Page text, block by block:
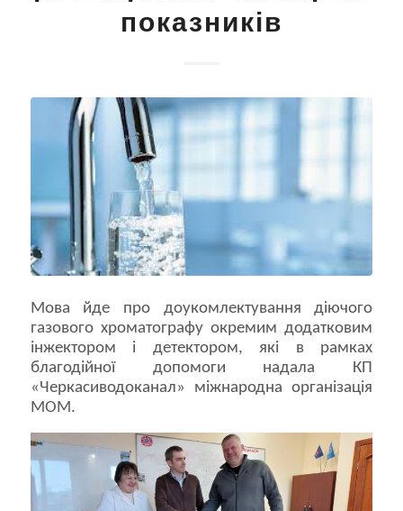
показників
Мова йде про доукомлектування діючого
газового хроматографу окремим додатковим
інжектором і детектором, які в рамках
благодійної допомоги надала КП
«Черкасиводоканал» міжнародна організація
МОМ.